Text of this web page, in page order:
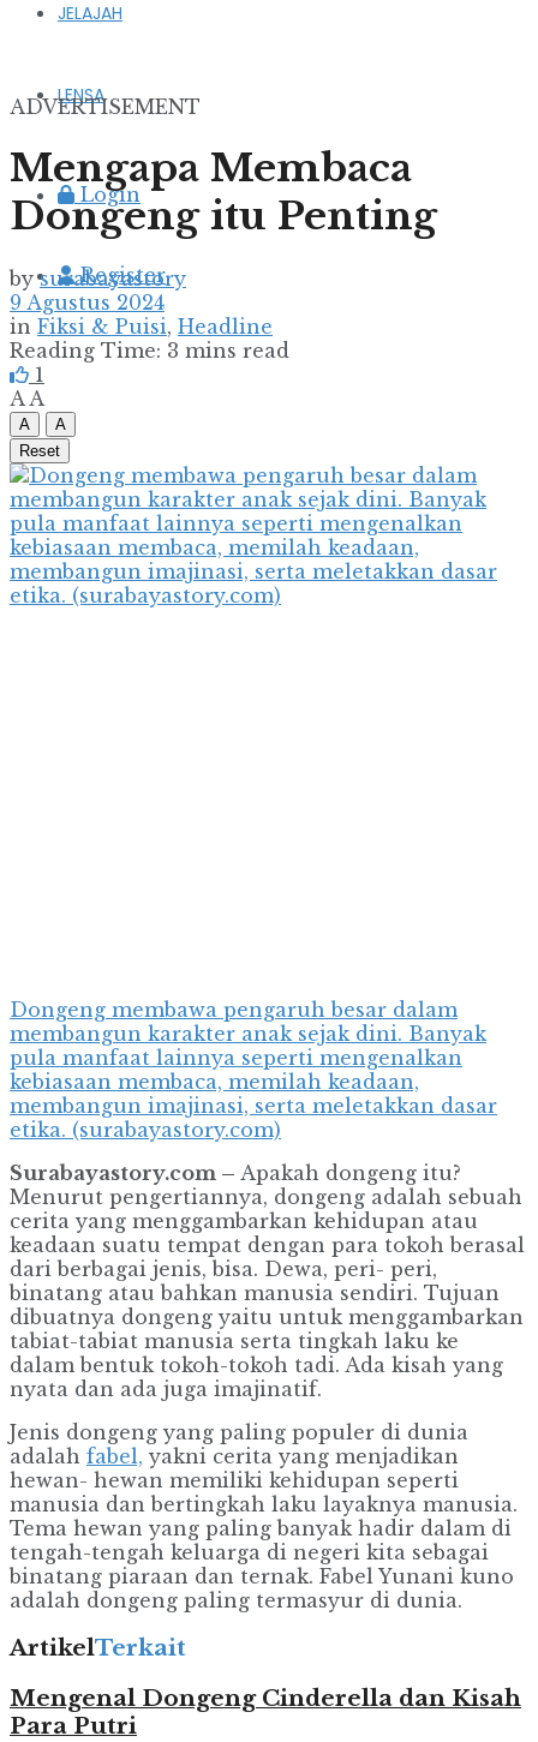
JELAJAH
LENSA
Login
Register
ADVERTISEMENT
Mengapa Membaca
Dongeng itu Penting
by surabayastory
9 Agustus 2024
in Fiksi & Puisi, Headline
Reading Time: 3 mins read
1
A A
A
A
Reset
Dongeng membawa pengaruh besar dalam
membangun karakter anak sejak dini. Banyak
pula manfaat lainnya seperti mengenalkan
kebiasaan membaca, memilah keadaan,
membangun imajinasi, serta meletakkan dasar
etika. (surabayastory.com)
Surabayastory.com – Apakah dongeng itu?
Menurut pengertiannya, dongeng adalah sebuah
cerita yang menggambarkan kehidupan atau
keadaan suatu tempat dengan para tokoh berasal
dari berbagai jenis, bisa. Dewa, peri- peri,
binatang atau bahkan manusia sendiri. Tujuan
dibuatnya dongeng yaitu untuk menggambarkan
tabiat-tabiat manusia serta tingkah laku ke
dalam bentuk tokoh-tokoh tadi. Ada kisah yang
nyata dan ada juga imajinatif.
Jenis dongeng yang paling populer di dunia
adalah fabel, yakni cerita yang menjadikan
hewan- hewan memiliki kehidupan seperti
manusia dan bertingkah laku layaknya manusia.
Tema hewan yang paling banyak hadir dalam di
tengah-tengah keluarga di negeri kita sebagai
binatang piaraan dan ternak. Fabel Yunani kuno
adalah dongeng paling termasyur di dunia.
ArtikelTerkait
Mengenal Dongeng Cinderella dan Kisah
Para Putri